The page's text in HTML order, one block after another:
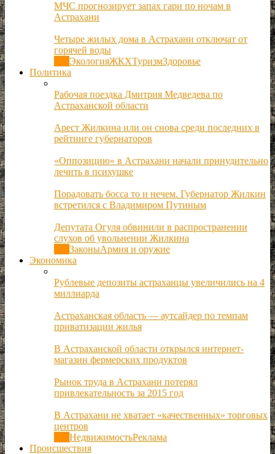
МЧС прогнозирует запах гари по ночам в
Астрахани
Четыре жилых дома в Астрахани отключат от
горячей воды
ЭкологияЖКХТуризмЗдоровье
Политика
Рабочая поездка Дмитрия Медведева по
Астраханской области
Арест Жилкина или он снова среди последних в
рейтинге губернаторов
«Оппозицию» в Астрахани начали принудительно
лечить в психушке
Порадовать босса то и нечем. Губернатор Жилкин
встретился с Владимиром Путиным
Депутата Огуля обвинили в распространении
слухов об увольнении Жилкина
ЗаконыАрмия и оружие
Экономика
Рублевые депозиты астраханцы увеличились на 4
миллиарда
Астраханская область — аутсайдер по темпам
приватизации жилья
В Астраханской области открылся интернет-
магазин фермерских продуктов
Рынок труда в Астрахани потерял
привлекательность за 2015 год
В Астрахани не хватает «качественных» торговых
центров
НедвижимостьРеклама
Происшествия